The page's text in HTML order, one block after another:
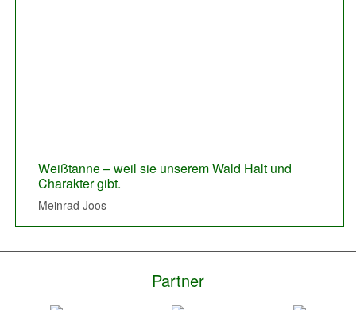
Weißtanne – weil sie unserem Wald Halt und
Charakter gibt.
Meinrad Joos
Die Weißtanne, der Werkstoff Holz um modern,
edel, zeitlos zu bauen.
Manuel Echtle
Partner